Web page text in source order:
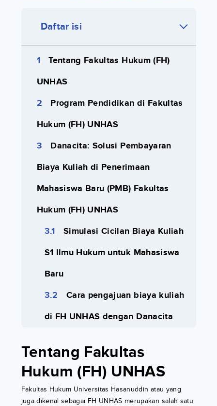
Daftar isi
Tentang Fakultas Hukum (FH)
UNHAS
Program Pendidikan di Fakultas
Hukum (FH) UNHAS
Danacita: Solusi Pembayaran
Biaya Kuliah di Penerimaan
Mahasiswa Baru (PMB) Fakultas
Hukum (FH) UNHAS
Simulasi Cicilan Biaya Kuliah
S1 Ilmu Hukum untuk Mahasiswa
Baru
Cara pengajuan biaya kuliah
di FH UNHAS dengan Danacita
Tentang Fakultas
Hukum (FH) UNHAS
Fakultas Hukum Universitas Hasanuddin atau yang
juga dikenal sebagai FH UNHAS merupakan salah satu